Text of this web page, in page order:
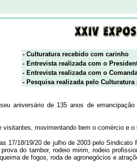
- Culturatura recebido com carinho
- Entrevista realizada com o
- Entrevista realizada com o
- Pesquisa realizada pelo
aniversário de 135 anos de
visitantes, movimentando bem o comércio e
17/18/19/20 de julho de 2003 pelo
do tambor, rodeio mirim, rodeio
de fogos, roda de agronegócios e